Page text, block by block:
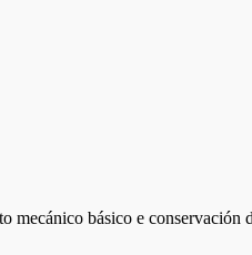
mecánico básico e conservación